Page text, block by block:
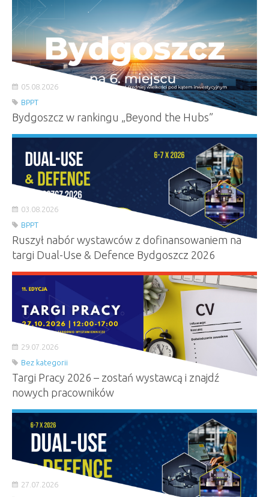
05.08.2026
BPPT
Bydgoszcz w rankingu „Beyond the Hubs”
03.08.2026
BPPT
Ruszył nabór wystawców z dofinansowaniem na
targi Dual-Use & Defence Bydgoszcz 2026
29.07.2026
Bez kategorii
Targi Pracy 2026 – zostań wystawcą i znajdź
nowych pracowników
27.07.2026